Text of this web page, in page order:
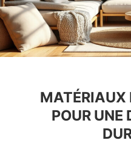
MATÉRIAUX
POUR UNE